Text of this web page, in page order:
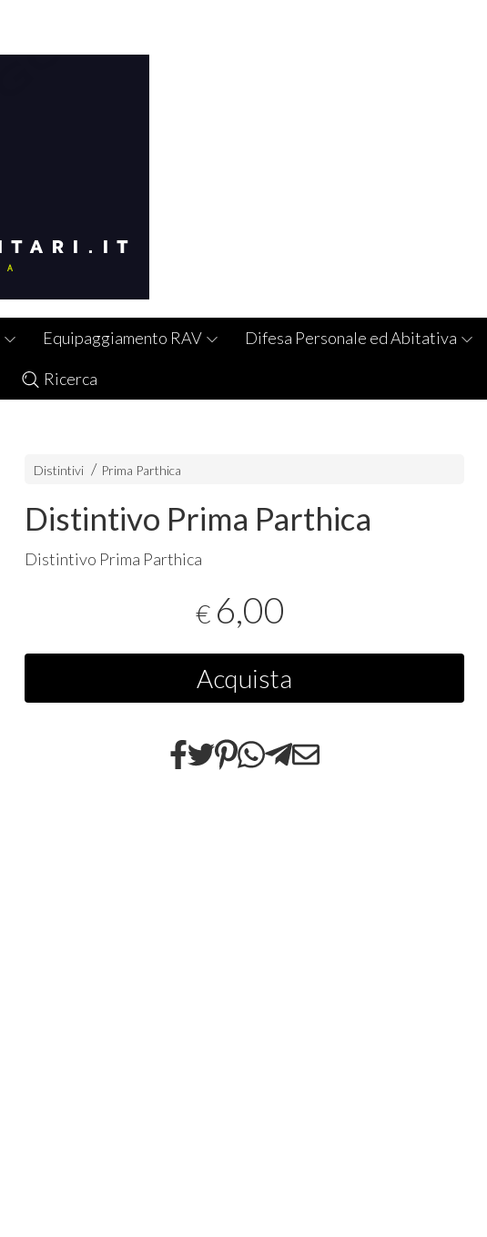
Equipaggiamento RAV Difesa Personale ed Abitativa
Ricerca
Distintivi Prima Parthica
Distintivo Prima Parthica
Distintivo Prima Parthica
€ 6,00
Acquista